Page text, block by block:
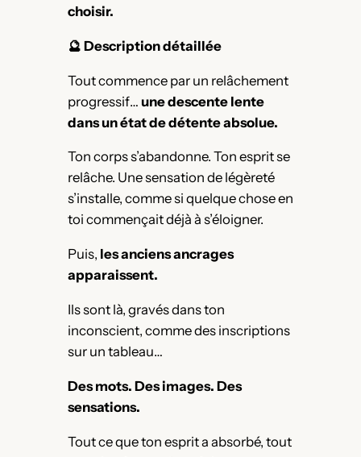
choisir.
🔮 Description détaillée
Tout commence par un relâchement
progressif… une descente lente
dans un état de détente absolue.
Ton corps s’abandonne. Ton esprit se
relâche. Une sensation de légèreté
s’installe, comme si quelque chose en
toi commençait déjà à s’éloigner.
Puis, les anciens ancrages
apparaissent.
Ils sont là, gravés dans ton
inconscient, comme des inscriptions
sur un tableau…
Des mots. Des images. Des
sensations.
Tout ce que ton esprit a absorbé, tout